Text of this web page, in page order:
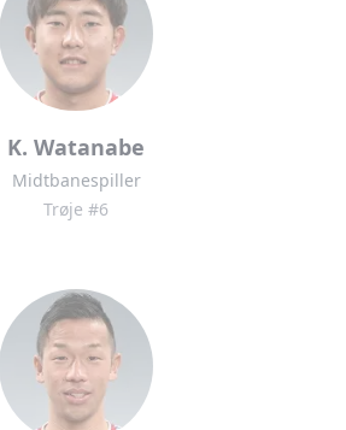
K. Watanabe
Midtbanespiller
Trøje #6